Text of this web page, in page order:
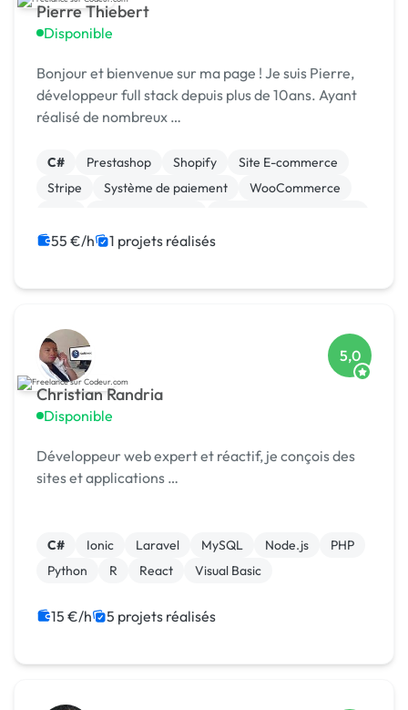
Pierre Thiebert
Disponible
Bonjour et bienvenue sur ma page ! Je suis Pierre,
développeur full stack depuis plus de 10ans. Ayant
réalisé de nombreux …
C# Prestashop Shopify
Site E-commerce
Stripe
Système de paiement
WooCommerce
55 €/h 1 projets réalisés
Christian Randria
Disponible
5,0
Développeur web expert et réactif, je conçois des
sites et applications …
C# Ionic Laravel MySQL Node.js
PHP
Python
R React Visual Basic
15 €/h 5 projets réalisés